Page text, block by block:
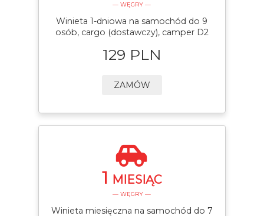
— WĘGRY —
Winieta 1-dniowa na samochód do 9
osób, cargo (dostawczy), camper D2
129 PLN
ZAMÓW
1 MIESIĄC
— WĘGRY —
Winieta miesięczna na samochód do 7